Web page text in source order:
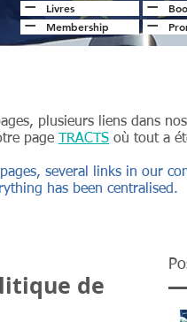
Livres
Membership
plusieurs liens dans
page
TRACTS où tout a
several links in our
has been centralised.
de